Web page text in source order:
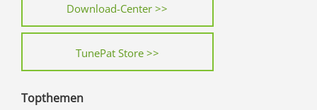
Download-Center >>
TunePat Store >>
Topthemen